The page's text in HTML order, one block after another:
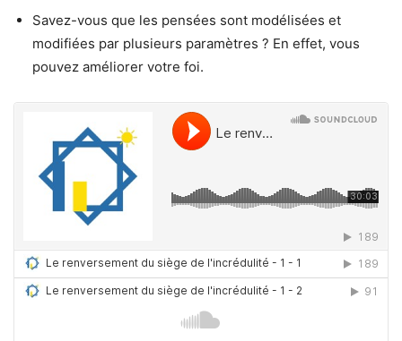
Savez-vous que les pensées sont modélisées et
modifiées par plusieurs paramètres ? En effet, vous
pouvez améliorer votre foi.